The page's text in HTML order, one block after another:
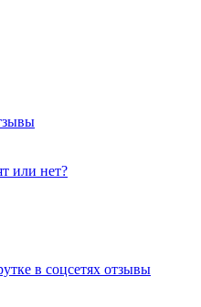
или нет?
в соцсетях отзывы